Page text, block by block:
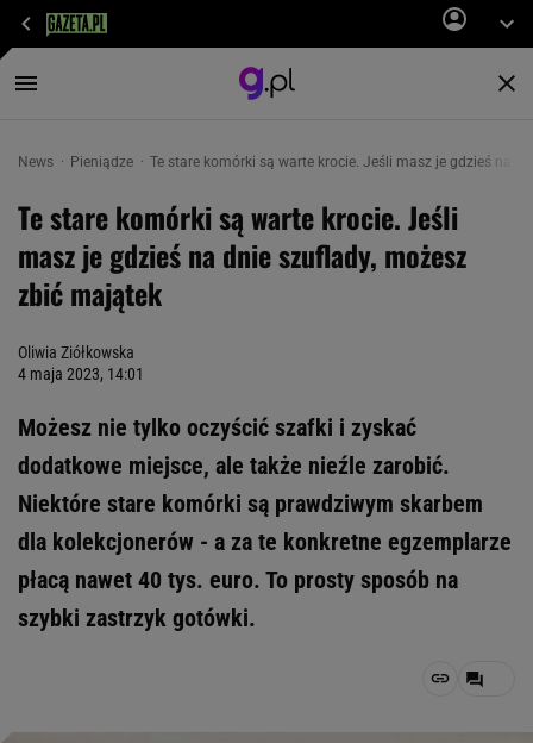
News Pieniądze Te stare komórki są warte krocie. Jeśli masz je gdzieś na
Te stare komórki są warte krocie. Jeśli
masz je gdzieś na dnie szuflady, możesz
zbić majątek
Oliwia Ziółkowska
4 maja 2023, 14:01
Możesz nie tylko oczyścić szafki i zyskać
dodatkowe miejsce, ale także nieźle zarobić.
Niektóre stare komórki są prawdziwym skarbem
dla kolekcjonerów - a za te konkretne egzemplarze
płacą nawet 40 tys. euro. To prosty sposób na
szybki zastrzyk gotówki.